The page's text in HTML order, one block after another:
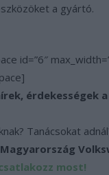
a gyártó.
id=”6″
érdekességek
Tanácsokat
Magyarország
most!